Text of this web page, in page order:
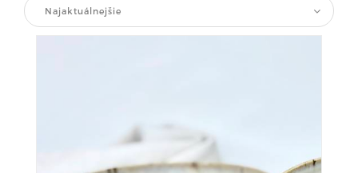
Najaktuálnejšie